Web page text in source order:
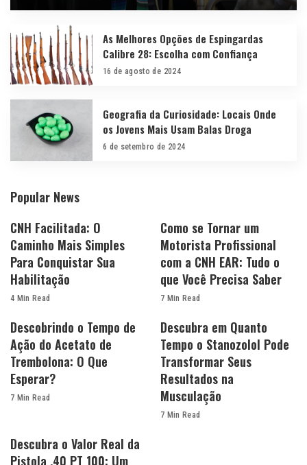
By forumsocialportoalegre 11 de fevereiro de 2025
As Melhores Opções de Espingardas
Calibre 28: Escolha com Confiança
16 de agosto de 2024
Geografia da Curiosidade: Locais Onde
os Jovens Mais Usam Balas Droga
6 de setembro de 2024
Popular News
CNH Facilitada: O
Caminho Mais Simples
Para Conquistar Sua
Habilitação
4 Min Read
Como se Tornar um
Motorista Profissional
com a CNH EAR: Tudo o
que Você Precisa Saber
7 Min Read
Descobrindo o Tempo de
Ação do Acetato de
Trembolona: O Que
Esperar?
7 Min Read
Descubra em Quanto
Tempo o Stanozolol Pode
Transformar Seus
Resultados na
Musculação
7 Min Read
Descubra o Valor Real da
Pistola .40 PT 100: Um